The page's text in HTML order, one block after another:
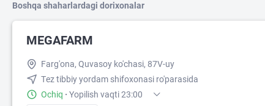
Boshqa shaharlardagi dorixonalar
MEGAFARM
Farg'ona, Quvasoy ko'chasi, 87V-uy
Тez tibbiy yordam shifoxonasi ro'parasida
Ochiq · Yopilish vaqti 23:00